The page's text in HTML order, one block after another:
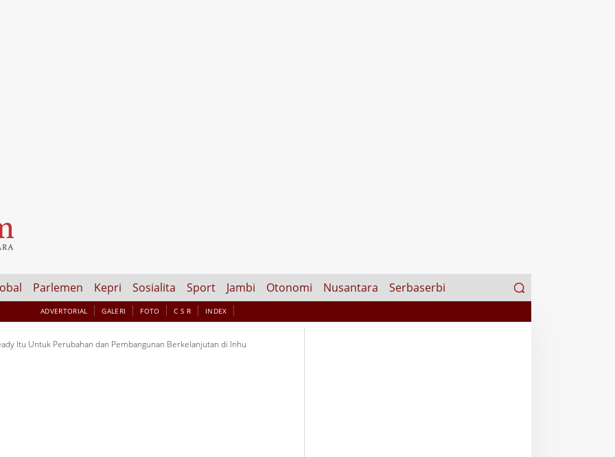
Parlemen Kepri Sosialita Sport Jambi Otonomi Nusantara Serbaserbi
Search
for:
ADVERTORIAL GALERI FOTO C S R INDEX
Itu Untuk Perubahan dan Pembangunan Berkelanjutan di Inhu